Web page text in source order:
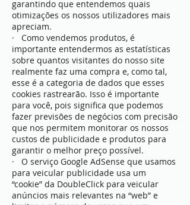
garantindo que entendemos quais
otimizações os nossos utilizadores mais
apreciam.
· Como vendemos produtos, é
importante entendermos as estatísticas
sobre quantos visitantes do nosso site
realmente faz uma compra e, como tal,
esse é a categoria de dados que esses
cookies rastrearão. Isso é importante
para você, pois significa que podemos
fazer previsões de negócios com precisão
que nos permitem monitorar os nossos
custos de publicidade e produtos para
garantir o melhor preço possível.
· O serviço Google AdSense que usamos
para veicular publicidade usa um
“cookie” da DoubleClick para veicular
anúncios mais relevantes na “web” e